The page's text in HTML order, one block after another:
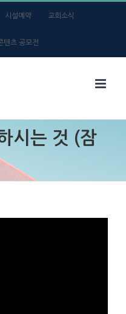
시설예약 교회소식
텐츠 공모전
시는 것 (잠